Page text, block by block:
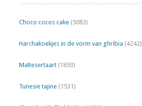
Choco cocos cake (5083)
Harchakoekjes in de vorm van ghribia (4242)
Maltesertaart (1893)
Tunesie tajine (1531)